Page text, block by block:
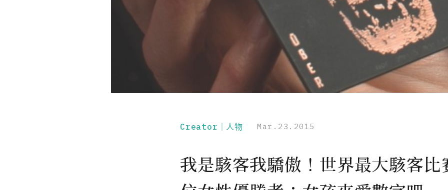
Creator｜人物 Mar.23.2015
我是駭客我驕傲！世界最大駭客比